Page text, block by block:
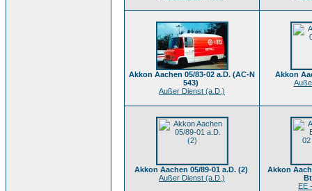
Akkon Aachen 05/83-02 a.D. (AC-N
543)
Außer Dienst (a.D.)
Akkon
Akkon Aachen 05/89-01 a.D. (2)
Außer Dienst (a.D.)
Akkon
EE